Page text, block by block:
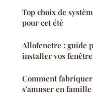
Top choix de
pour cet été
Allofenetre : guide
installer vos
Comment
s'amuser en famille